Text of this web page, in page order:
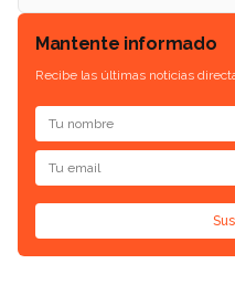
Mantente informado
Recibe las últimas noticias